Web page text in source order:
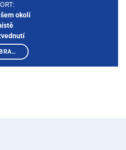
okolí
VYBRAT PRODEJNU A ZOBRAZIT PRODUKTY